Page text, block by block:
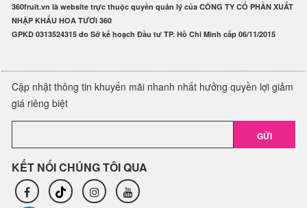
360fruit.vn là website trực thuộc quyền quản lý của CÔNG TY CỔ PHẦN XUẤT
NHẬP KHẨU HOA TƯƠI 360
GPKD 0313524315 do Sở kế hoạch Đầu tư TP. Hồ Chí Minh cấp 06/11/2015
Cập nhật thông tin khuyến mãi nhanh nhất hưởng quyền lợi giảm
giá riêng biệt
GỬI
KẾT NỐI CHÚNG TÔI QUA